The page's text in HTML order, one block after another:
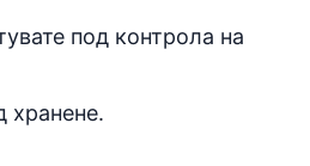
под контрола на
хранене.